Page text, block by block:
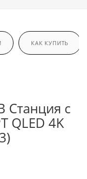
КАК КУПИТЬ
Станция с
QLED 4K